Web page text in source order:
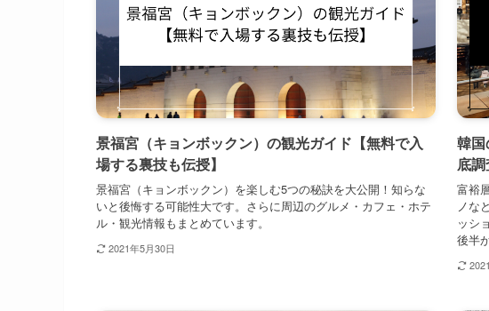
景福宮（キョンボックン）の観光ガイド【無料で入
場する裏技も伝授】
景福宮（キョンボックン）を楽しむ5つの秘訣を大公開！知らな
いと後悔する可能性大です。さらに周辺のグルメ・カフェ・ホテ
ル・観光情報もまとめています。
2021年5月30日
韓
底調
富裕
ノな
ッシ
後半